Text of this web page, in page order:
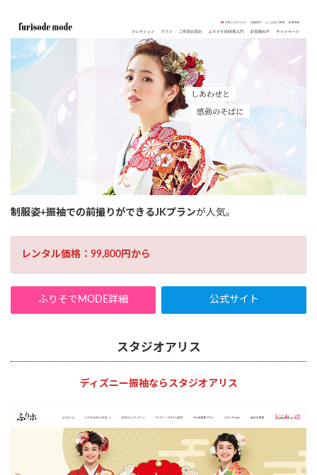
制服姿+振袖での前撮りができるJKプランが人気。
レンタル価格：99,800円から
ふりそでMODE詳細 公式サイト
スタジオアリス
ディズニー振袖ならスタジオアリス